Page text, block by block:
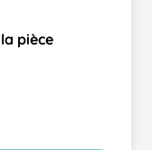
pièce